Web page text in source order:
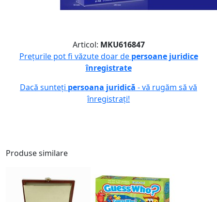
Articol: MKU616847
Prețurile pot fi văzute doar de persoane juridice
înregistrate
Dacă sunteți persoana juridică - vă rugăm să vă
înregistrați!
Produse similare